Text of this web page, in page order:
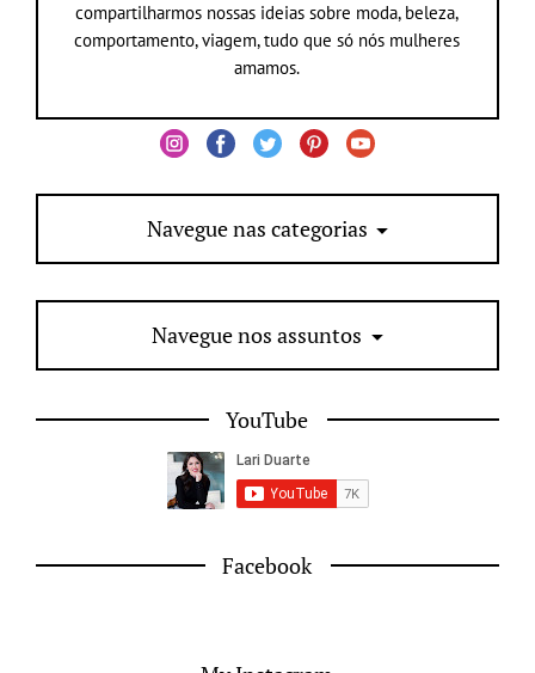
compartilharmos nossas ideias sobre moda, beleza,
comportamento, viagem, tudo que só nós mulheres
amamos.
Navegue nas categorias
Navegue nos assuntos
YouTube
Facebook